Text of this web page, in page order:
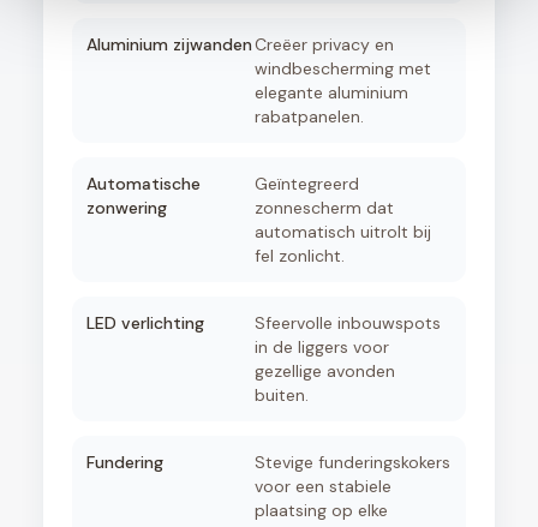
Aluminium zijwandenCreëer privacy en
windbescherming met
elegante aluminium
rabatpanelen.
Automatische
zonwering
Geïntegreerd
zonnescherm dat
automatisch uitrolt bij
fel zonlicht.
LED verlichting
Sfeervolle inbouwspots
in de liggers voor
gezellige avonden
buiten.
Fundering
Stevige funderingskokers
voor een stabiele
plaatsing op elke